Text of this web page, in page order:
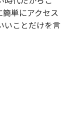
単にアクセス
いことだけを言